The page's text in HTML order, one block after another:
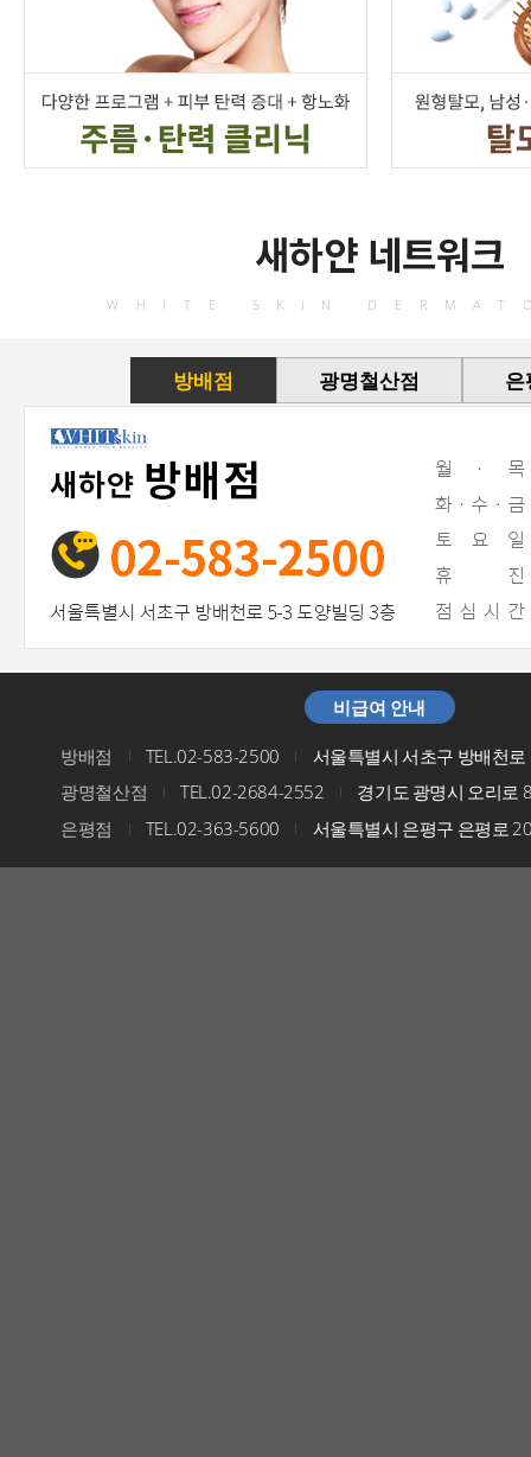
새하얀 네트워크
WHITE SKIN
방배점 광명철산점 은
비급여 안내
방배점 I TEL.02-583-2500 I
서울특별시 서초구 방배천
광명철산점
I TEL.02-2684-2552 I
경기도 광명시 오리로
은평점
I TEL.02-363-5600 I 서울특별시 은평구 은평로